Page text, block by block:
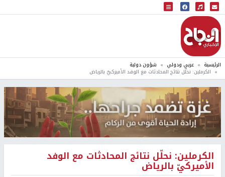
البث المباشر
إذاعة النجاح
الرئيسية عربي ودولي شؤون دولية
الكرملين: نحلّل نتائج المحادثات مع الوفد الأميركيّ بالرياض
الكرملين: نحلّل نتائج المحادثات مع الوفد
الأميركيّ بالرياض